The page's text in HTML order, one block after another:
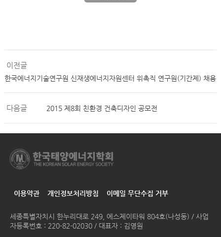
이전글
한국에너지기술연구원 신재생에너지자원센터 위촉직 연구원(기간제) 채용
다음글 2015 제8회 친환경 건축디자인 공모전
이용약관 개인정보처리방침 이메일 무단수집 거부
세종특별자치시 한누리대로 249, 에스제이타워 804호(나성동) / 사업
자등록번호 : 220-82-02030 / 대표자 : 김영원